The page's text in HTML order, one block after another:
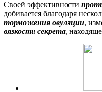
Своей эффективности
добивается благодаря
торможения овуляции,
вязкости секрета,